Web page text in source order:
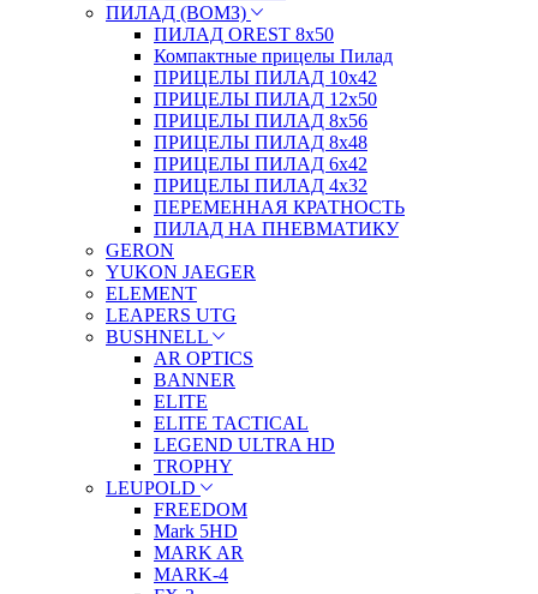
ПИЛАД (ВОМЗ)
ПИЛАД OREST 8х50
Компактные прицелы Пилад
ПРИЦЕЛЫ ПИЛАД 10х42
ПРИЦЕЛЫ ПИЛАД 12х50
ПРИЦЕЛЫ ПИЛАД 8х56
ПРИЦЕЛЫ ПИЛАД 8х48
ПРИЦЕЛЫ ПИЛАД 6х42
ПРИЦЕЛЫ ПИЛАД 4х32
ПЕРЕМЕННАЯ КРАТНОСТЬ
ПИЛАД НА ПНЕВМАТИКУ
GERON
YUKON JAEGER
ELEMENT
LEAPERS UTG
BUSHNELL
AR OPTICS
BANNER
ELITE
ELITE TACTICAL
LEGEND ULTRA HD
TROPHY
LEUPOLD
FREEDOM
Mark 5HD
MARK AR
MARK-4